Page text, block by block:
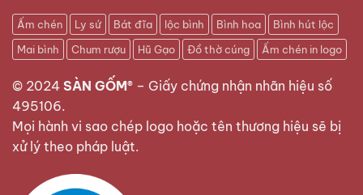
Ấm chén Ly sứ Bát đĩa lộc bình Bình hoa
Bình hút lộc
Mai bình
Chum rượu Hũ Gạo Đồ thờ cúng Ấm chén in logo
© 2024 SÀN GỐM® – Giấy chứng nhận nhãn hiệu số
495106.
Mọi hành vi sao chép logo hoặc tên thương hiệu sẽ bị
xử lý theo pháp luật.